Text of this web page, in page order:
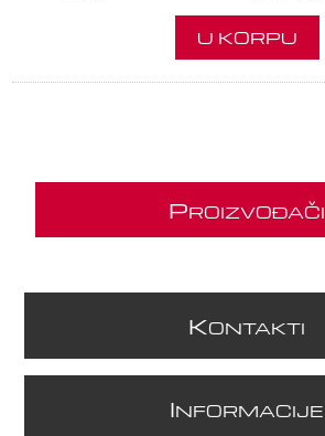
U KORPU
PROIZVOĐAČI
KONTAKTI
INFORMACIJE